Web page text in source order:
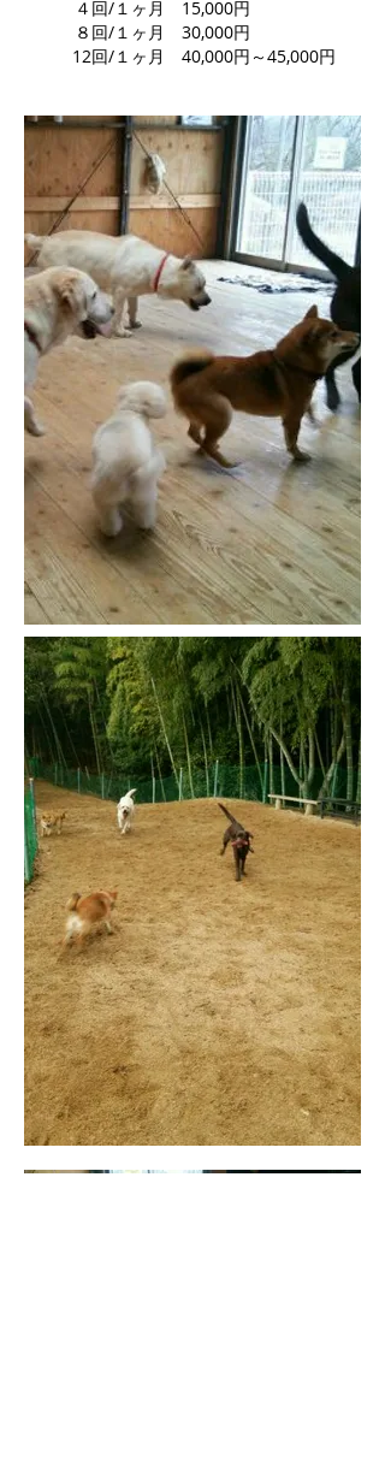
４回/１ヶ月 15,000円
８回/１ヶ月 30,000円
12回/１ヶ月 40,000円～45,000円